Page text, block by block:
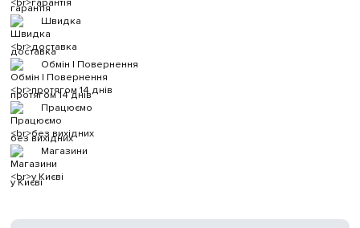
гарантія
Швидка
доставка
Обмін | Повернення
протягом 14 днів
Працюємо
без вихідних
Магазини
у Києві